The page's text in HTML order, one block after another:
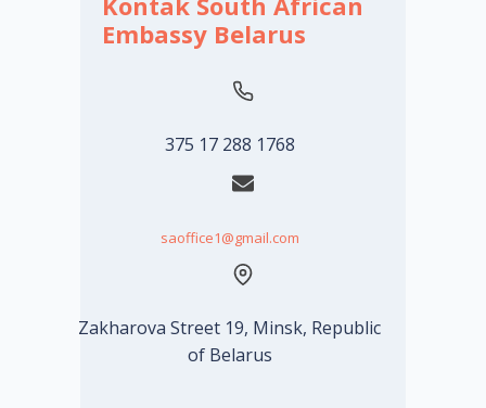
Embassy Belarus
375 17 288 1768
saoffice1@gmail.com
Zakharova Street 19, Мinsk, Republic
of Belarus